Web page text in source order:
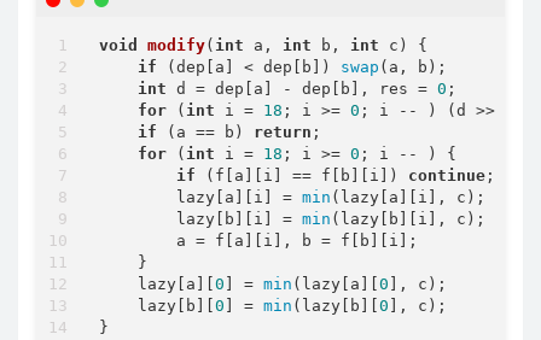
void modify( int a, int b, int c)
{
if (dep[a] < dep[b]) swap (a, b);
int d = dep[a] - dep[b], res = 0 ;
for ( int i = 18 ; i >= 0 ; i -- ) (d >> i
if (a == b) return ;
for ( int i = 18 ; i >= 0 ; i -- ) {
if (f[a][i] == f[b][i]) continue ;
        lazy[a][i] =
min (lazy[a][i], c);
        lazy[b][i] =
min (lazy[b][i], c);
        a = f[a][i], b = f[b][i];
    }
    lazy[a][
0 ] = min (lazy[a][ 0 ], c);
    lazy[b][
0 ] = min (lazy[b][ 0 ], c);
}